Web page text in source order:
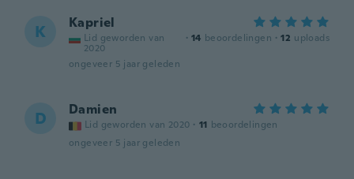
K Kapriel
Lid geworden van
2020
· 14 beoordelingen · 12 uploads
ongeveer 5 jaar geleden
D Damien
Lid geworden van 2020 · 11 beoordelingen
ongeveer 5 jaar geleden